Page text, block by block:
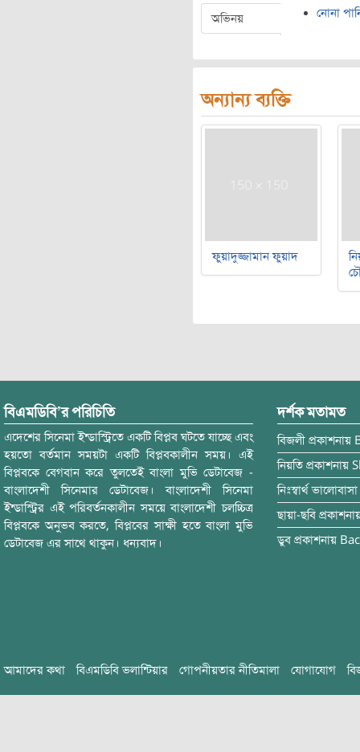
অভিনয় নোনা
অন্যান্য ব্যক্তি
ফুয়াদুজ্জামান ফুয়াদ
বিএমডিবি’র পরিচিতি
এদেশের সিনেমা ইন্ডাস্ট্রিতে একটি বিপ্লব ঘটতে যাচ্ছে এবং
হয়তো বর্তমান সময়টা একটি বিপ্লবকালীন সময়। এই
বিপ্লবকে বেগবান করে তুলতেই বাংলা মুভি ডেটাবেজ -
বাংলাদেশী সিনেমার ডেটাবেজ। বাংলাদেশী সিনেমা
ইন্ডাস্ট্রির এই পরিবর্তনকালীন সময়ে বাংলাদেশী চলচ্চিত্র
বিপ্লবকে অনুভব করতে, বিপ্লবের সাক্ষী হতে বাংলা মুভি
ডেটাবেজ এর সাথে থাকুন। ধন্যবাদ।
দর্শক মতামত
বিজলী প্রকাশনায়
নিয়তি প্রকাশনায়
নিঃস্বার্থ ভালোবাসা
ছায়া-ছবি
ডুব প্রকাশনায়
আমাদের কথা বিএমডিবি ভলান্টিয়ার গোপনীয়তার নীতিমালা যোগাযোগ